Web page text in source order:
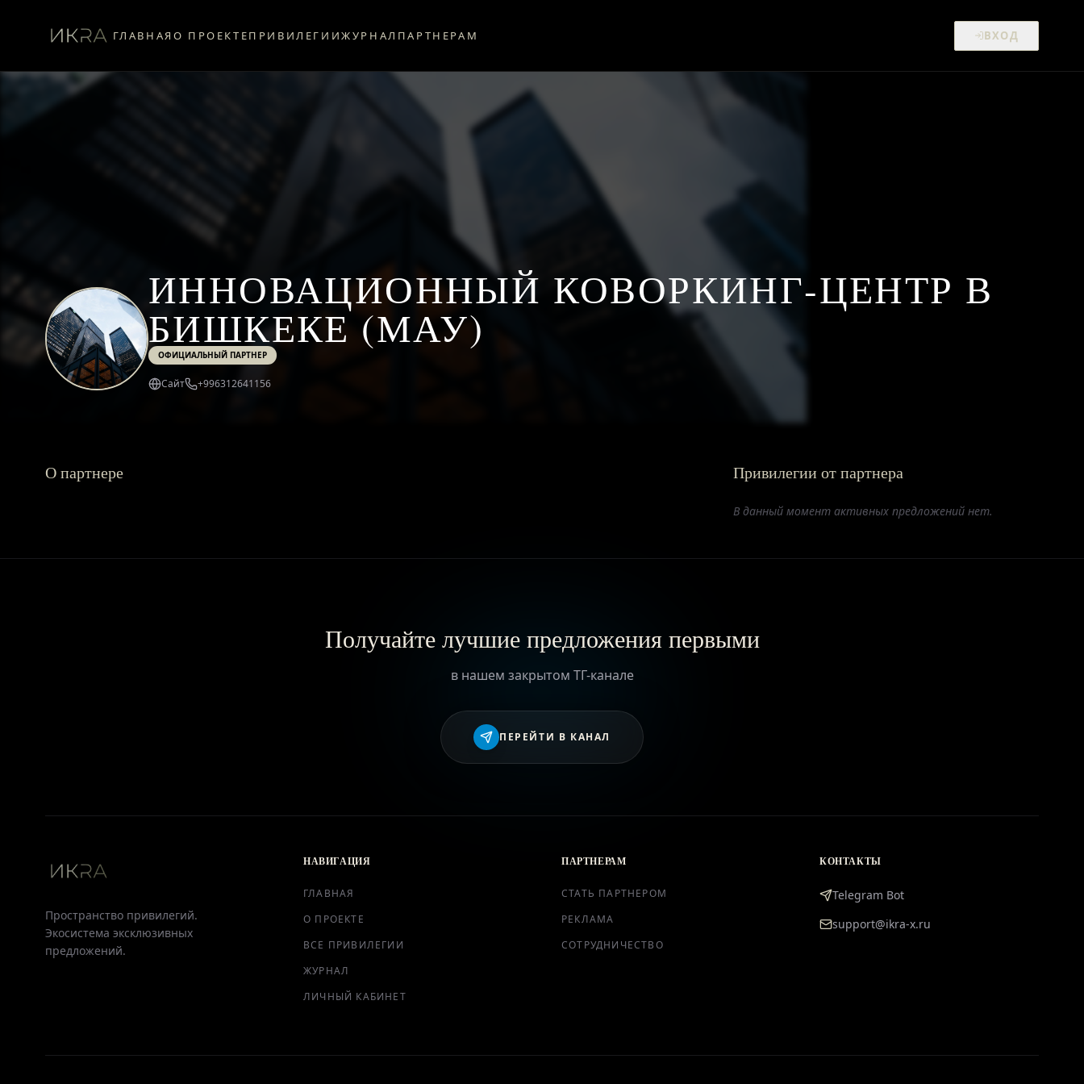
ГЛАВНАЯ О ПРОЕКТЕПРИВИЛЕГИИЖУРНАЛ ПАРТНЕРАМ ВХОД
ПАРТНЕРАМ
ВХОД
ИННОВАЦИОННЫЙ КОВОРКИНГ-ЦЕНТР В
БИШКЕКЕ (МАУ)
ОФИЦИАЛЬНЫЙ ПАРТНЕР
Сайт +996312641156
О партнере Привилегии от партнера
В данный момент активных предложений нет.
Получайте лучшие предложения первыми
в нашем закрытом ТГ-канале
ПЕРЕЙТИ В КАНАЛ
Пространство привилегий.
Экосистема эксклюзивных
предложений.
НАВИГАЦИЯ
ГЛАВНАЯ
О ПРОЕКТЕ
ВСЕ ПРИВИЛЕГИИ
ЖУРНАЛ
ЛИЧНЫЙ КАБИНЕТ
ПАРТНЕРАМ
СТАТЬ ПАРТНЕРОМ
РЕКЛАМА
СОТРУДНИЧЕСТВО
КОНТАКТЫ
Telegram Bot
support@ikra-x.ru